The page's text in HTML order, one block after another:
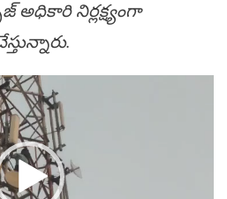
అధికారి నిర్ల‌క్ష్యంగా